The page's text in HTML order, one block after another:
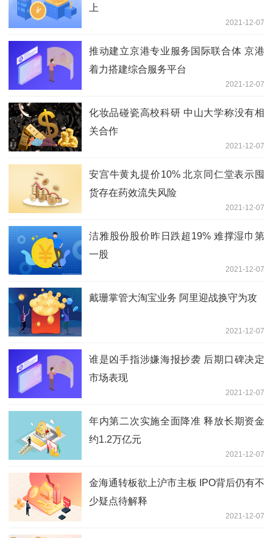
上
2021-12-07
推动建立京港专业服务国际联合体 京港
着力搭建综合服务平台
2021-12-07
化妆品碰瓷高校科研 中山大学称没有相
关合作
2021-12-07
安宫牛黄丸提价10% 北京同仁堂表示囤
货存在药效流失风险
2021-12-07
洁雅股份股价昨日跌超19% 难撑湿巾第
一股
2021-12-07
戴珊掌管大淘宝业务 阿里迎战换守为攻
2021-12-07
谁是凶手指涉嫌海报抄袭 后期口碑决定
市场表现
2021-12-07
年内第二次实施全面降准 释放长期资金
约1.2万亿元
2021-12-07
金海通转板欲上沪市主板 IPO背后仍有不
少疑点待解释
2021-12-07